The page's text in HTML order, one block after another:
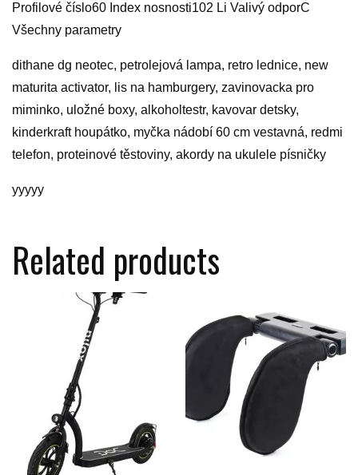
Profilové číslo60 Index nosnosti102 Li Valivý odporC
Všechny parametry
dithane dg neotec, petrolejová lampa, retro lednice, new
maturita activator, lis na hamburgery, zavinovacka pro
miminko, uložné boxy, alkoholtestr, kavovar detsky,
kinderkraft houpátko, myčka nádobí 60 cm vestavná, redmi
telefon, proteinové těstoviny, akordy na ukulele písničky
yyyyy
Related products